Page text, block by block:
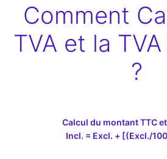
Comment
TVA et la
?
Calcul du montant TTC et
Incl. = Excl. + [(Excl./